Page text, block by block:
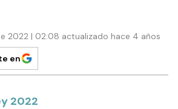
2022 | 02:08 actualizado hace 4 años
en
2022